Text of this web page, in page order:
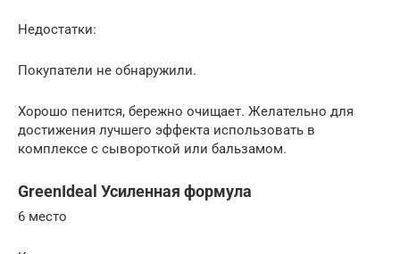
Недостатки:
Покупатели не обнаружили.
Хорошо пенится, бережно очищает. Желательно для
достижения лучшего эффекта использовать в
комплексе с сывороткой или бальзамом.
GreenIdeal Усиленная формула
6 место